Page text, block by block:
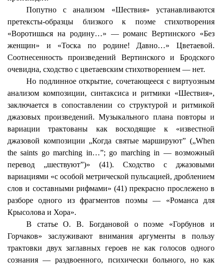
Попутно с анализом «Шествия» устанавливаются
претексты-образцы близкого к поэме стихотворения
«Воротишься на родину…» — романс Вертинского «Без
женщин» и «Тоска по родине! Давно…» Цветаевой.
Соотнесенность произведений Вертинского и Бродского
очевидна, сходство с цветаевским стихотворением — нет.
Но подлинное открытие, сочетающееся с виртуозным
анализом композиции, синтаксиса и ритмики «Шествия»,
заключается в сопоставлении со структурой и ритмикой
джазовых произведений. Музыкального плана повторы и
вариации трактованы как восходящие к «известной
джазовой композиции „Когда святые маршируют” („When
the saints go marching in…”; go marching in — возможный
перевод „шествуют”)» (41). Сходство с джазовыми
вариациями «с особой метрической пульсацией, дроблением
слов и составными рифмами» (41) прекрасно прослежено в
разборе одного из фрагментов поэмы — «Романса для
Крысолова и Хора».
В статье О. В. Богдановой о поэме «Горбунов и
Горчаков» заслуживают внимания аргументы в пользу
трактовки двух заглавных героев не как голосов одного
сознания — раздвоенного, психически больного, но как